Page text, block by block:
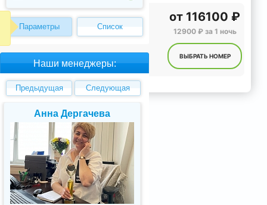
Параметры Список
Наши менеджеры:
Предыдущая Следующая
Елена Валуева
от 116100 ₽
12900 ₽ за 1 ночь
ВЫБРАТЬ НОМЕР